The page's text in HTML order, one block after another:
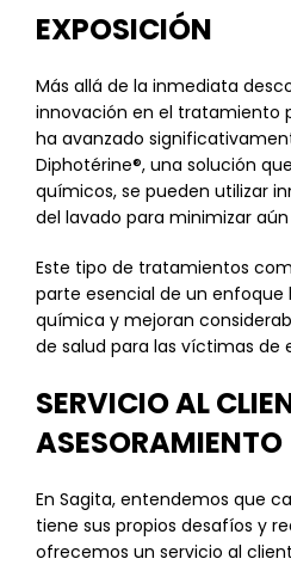
EXPOSICIÓN
Más allá de la inmediata
innovación en el tratamiento
ha avanzado
Diphotérine®, una solución
químicos, se pueden utilizar
del lavado para minimizar
Este tipo de tratamientos
parte esencial de un enfoque
química y mejoran
de salud para las víctimas de
SERVICIO AL
ASESORAMIENTO
En Sagita, entendemos que
tiene sus propios desafíos y
ofrecemos un servicio al